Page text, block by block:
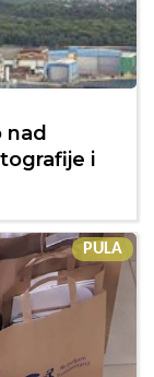
nad
i
PULA